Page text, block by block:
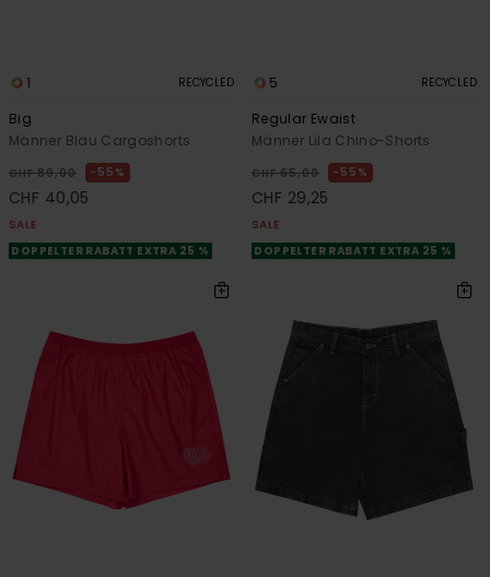
1 RECYCLED
Big
Männer Blau Cargoshorts
CHF 89,00 55%
CHF 40,05
SALE
DOPPELTER RABATT EXTRA 25 %
5 RECYCLED
Regular Ewaist
Männer Lila Chino-Shorts
CHF 65,00 55%
CHF 29,25
SALE
DOPPELTER RABATT EXTRA 25 %